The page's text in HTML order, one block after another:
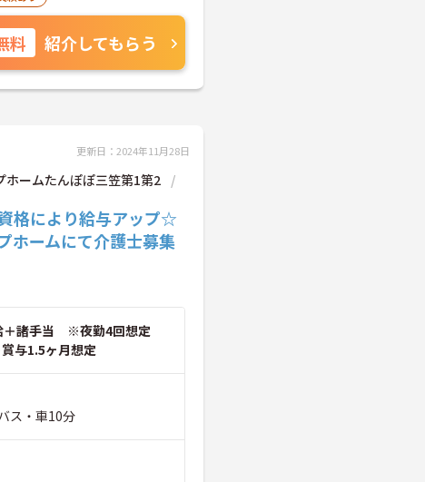
料 紹介してもらう
更新日：2024年11月28日
ホームたんぽぽ三笠第1第2
格により給与アップ☆
ホームにて介護士募集
＋諸手当 ※夜勤4回想定
与1.5ヶ月想定
ス・車10分